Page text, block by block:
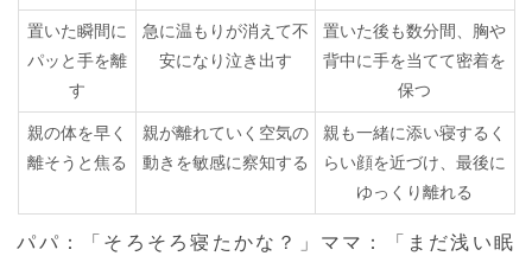
置いた瞬間に
パッと手を離
す
急に温もりが消えて不
安になり泣き出す
置いた後も数分間、胸や
背中に手を当てて密着を
保つ
親の体を早く
離そうと焦る
親が離れていく空気の
動きを敏感に察知する
親も一緒に添い寝するく
らい顔を近づけ、最後に
ゆっくり離れる
パパ：「そろそろ寝たかな？」ママ：「まだ浅い眠